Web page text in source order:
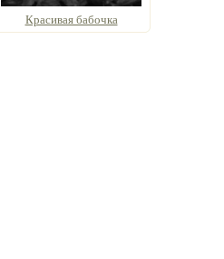
Красивая бабочка